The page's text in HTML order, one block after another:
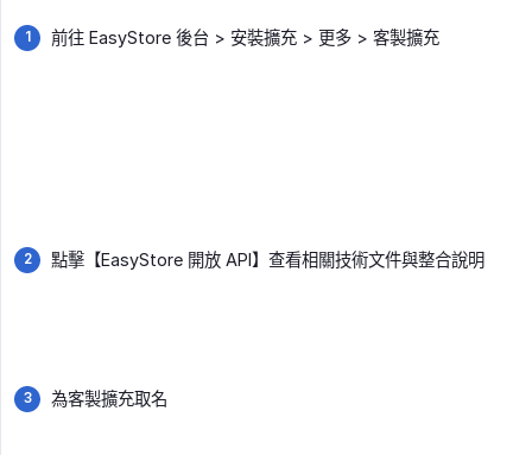
前往 EasyStore 後台 > 安裝擴充 > 更多 > 客製擴充
點擊【EasyStore 開放 API】查看相關技術文件與整合說明
為客製擴充取名